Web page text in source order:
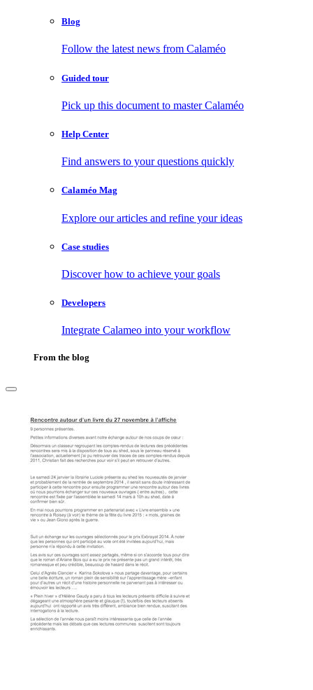
Blog
Follow the latest news from Calaméo
Guided tour
Pick up this document to master Calaméo
Help Center
Find answers to your questions quickly
Calaméo Mag
Explore our articles and refine your ideas
Case studies
Discover how to achieve your goals
Developers
Integrate Calameo into your workflow
From the blog